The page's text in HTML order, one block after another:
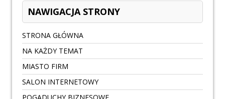
NAWIGACJA STRONY
STRONA GŁÓWNA
NA KAŻDY TEMAT
MIASTO FIRM
SALON INTERNETOWY